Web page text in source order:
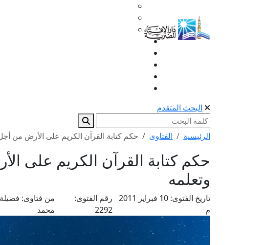
البحث المتقدم
الرئيسية الفتاوى حكم كتابة القرآن الكريم على الأرض من
حكم كتابة القرآن الكريم على
وتعلمه
تاريخ الفتوى:
10 فبراير 2011
م
رقم الفتوى:
2292
من فتاوى:
محمد